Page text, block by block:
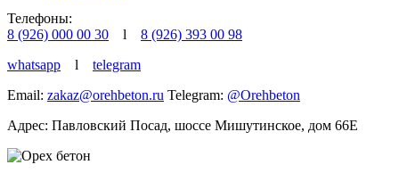
Телефоны:
8 (926) 000 00 30
l
8 (926) 393 00 98
whatsapp
l
telegram
Email: zakaz@orehbeton.ru Telegram: @Orehbeton
Адрес: Павловский Посад, шоссе Мишутинское, дом 66Е